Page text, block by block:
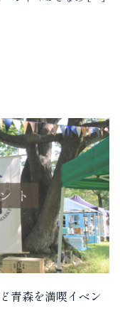
青森を満喫イベン